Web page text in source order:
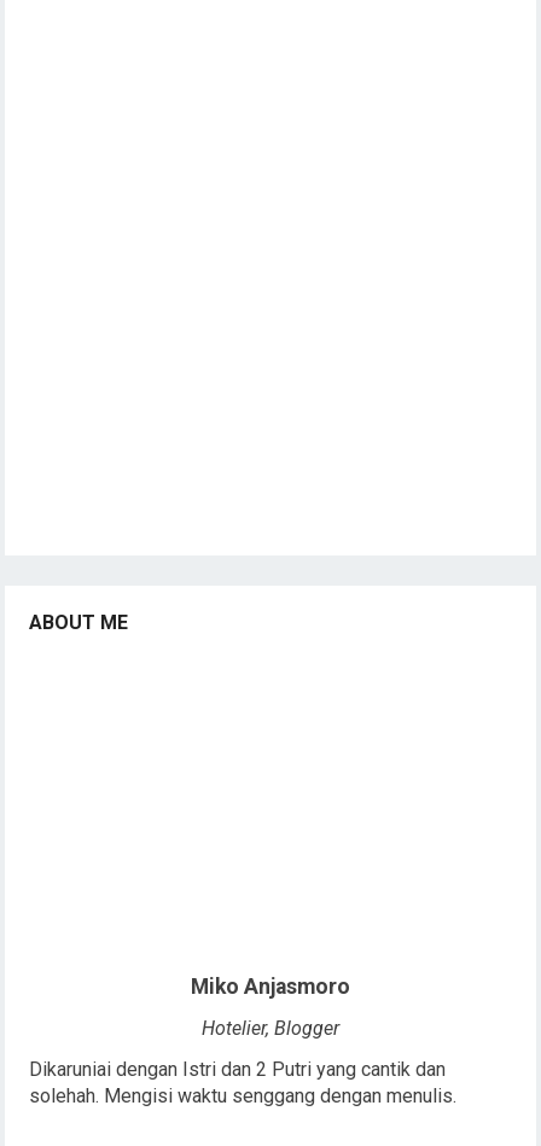
ABOUT ME
Miko Anjasmoro
Hotelier, Blogger
Dikaruniai dengan Istri dan 2 Putri yang cantik dan
solehah. Mengisi waktu senggang dengan menulis.